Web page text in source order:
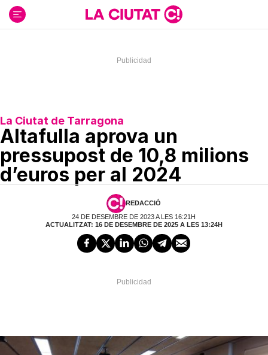
contenido
La Ciutat de Tarragona
Altafulla aprova un
pressupost de 10,8 milions
d’euros per al 2024
REDACCIÓ
24 DE DESEMBRE DE 2023 A LES 16:21H
ACTUALITZAT: 16 DE DESEMBRE DE 2025 A LES 13:24H